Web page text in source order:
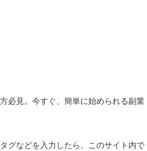
必見。今すぐ、簡単に始められる副業
グなどを入力したら、このサイト内で